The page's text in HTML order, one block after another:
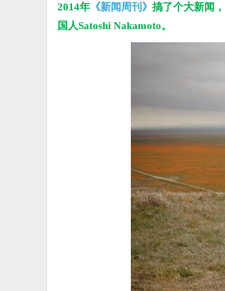
2014年 《新闻周刊》搞了个大新闻
国人Satoshi Nakamoto。